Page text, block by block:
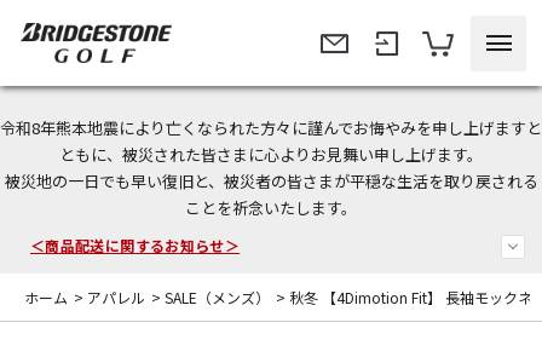
令和8年熊本地震により亡くなられた方々に謹んでお悔やみを申し上げますと
ともに、被災された皆さまに心よりお見舞い申し上げます。
被災地の一日でも早い復旧と、被災者の皆さまが平穏な生活を取り戻される
ことを祈念いたします。
今なら新規会員登録で1,000円OFFクーポンプレゼント！
＜商品配送に関するお知らせ＞
＜夏季休暇中のご注文・発送・お問い合わせ＞
ホーム > アパレル > SALE（メンズ） > 秋冬 【4Dimotion Fit】 長袖モックネ